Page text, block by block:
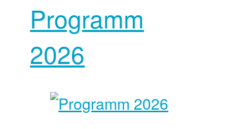
Programm
2026